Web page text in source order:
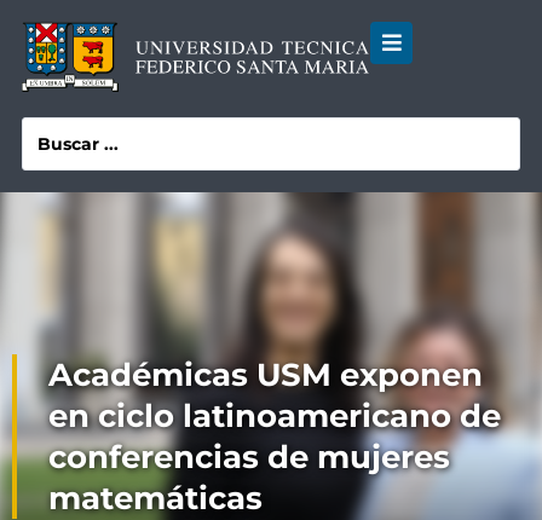
Académicas USM exponen
en ciclo latinoamericano de
conferencias de mujeres
matemáticas